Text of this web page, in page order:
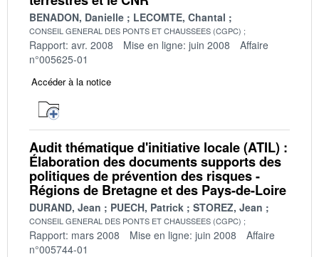
BENADON, Danielle LECOMTE, Chantal
CONSEIL GENERAL DES PONTS ET CHAUSSEES (CGPC)
Rapport: avr. 2008 Mise en ligne: juin 2008
Affaire
n°005625-01
Accéder à la notice
Audit thématique d'initiative locale (ATIL) :
Élaboration des documents supports des
politiques de prévention des risques -
Régions de Bretagne et des Pays-de-Loire
DURAND, Jean PUECH, Patrick STOREZ, Jean
CONSEIL GENERAL DES PONTS ET CHAUSSEES (CGPC)
Rapport: mars 2008 Mise en ligne: juin 2008
Affaire
n°005744-01